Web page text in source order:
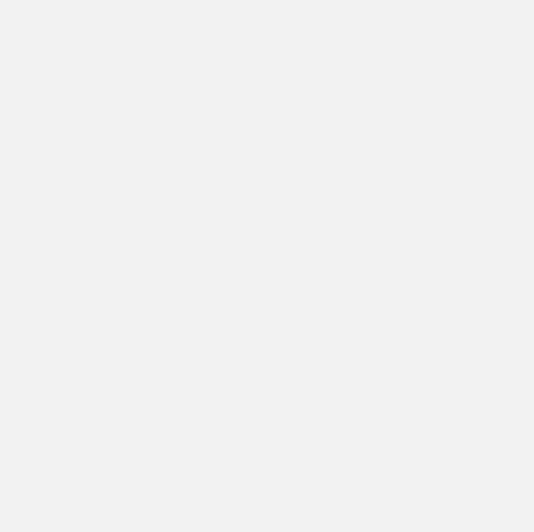
местной
другие
столицу